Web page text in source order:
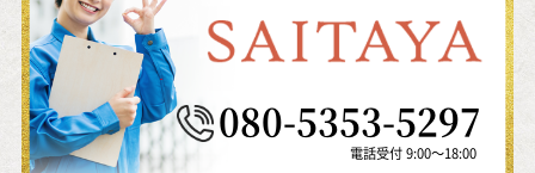
080-5353-5297
電話受付 9:00～18:00